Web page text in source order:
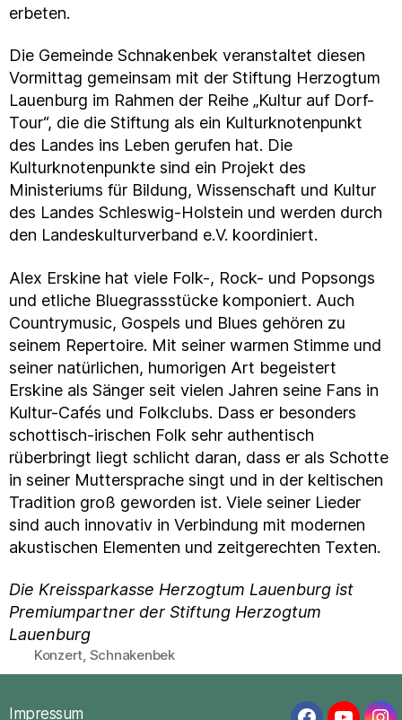
erbeten.
Die Gemeinde Schnakenbek veranstaltet diesen
Vormittag gemeinsam mit der Stiftung Herzogtum
Lauenburg im Rahmen der Reihe „Kultur auf Dorf-
Tour“, die die Stiftung als ein Kulturknotenpunkt
des Landes ins Leben gerufen hat. Die
Kulturknotenpunkte sind ein Projekt des
Ministeriums für Bildung, Wissenschaft und Kultur
des Landes Schleswig-Holstein und werden durch
den Landeskulturverband e.V. koordiniert.
Alex Erskine hat viele Folk-, Rock- und Popsongs
und etliche Bluegrassstücke komponiert. Auch
Countrymusic, Gospels und Blues gehören zu
seinem Repertoire. Mit seiner warmen Stimme und
seiner natürlichen, humorigen Art begeistert
Erskine als Sänger seit vielen Jahren seine Fans in
Kultur-Cafés und Folkclubs. Dass er besonders
schottisch-irischen Folk sehr authentisch
rüberbringt liegt schlicht daran, dass er als Schotte
in seiner Muttersprache singt und in der keltischen
Tradition groß geworden ist. Viele seiner Lieder
sind auch innovativ in Verbindung mit modernen
akustischen Elementen und zeitgerechten Texten.
Die Kreissparkasse Herzogtum Lauenburg ist
Premiumpartner der Stiftung Herzogtum
Lauenburg
Schlagwörter
Konzert, Schnakenbek
Impressum